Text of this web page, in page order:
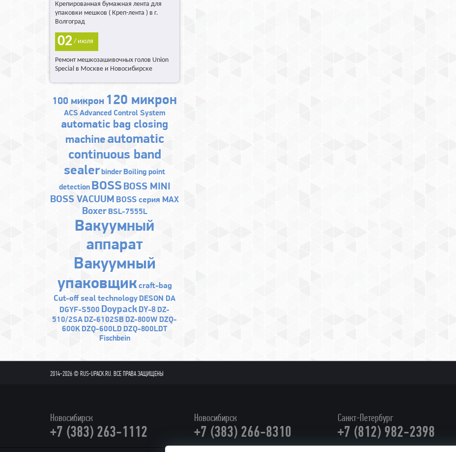
Крепированная бумажная лента для
упаковки мешков ( Креп-лента ) в г.
Волгоград
02 / июля
Ремонт мешкозашивочных голов Union
Special в Москве и Новосибирске
100 микрон 120 микрон
ACS Advanced Control System
automatic bag closing
machine automatic
continuous band
sealer binder Boiling point
detection BOSS BOSS MINI
BOSS VACUUM BOSS серия MAX
Boxer BSL-7555L
Bакуумный
аппарат
Bакуумный
упаковщикcraft-bag
Cut-off seal technology DESON DA
DGYF-S500 Doypack DY-8 DZ-
510/2SA DZ-6102SB DZ-800W DZQ-
600K DZQ-600LD DZQ-800LDT
Fischbein
2014-2026 © RUS-UPACK.RU. ВСЕ ПРАВА ЗАЩИЩЕНЫ
Новосибирск
+7 (383) 263-1112
Новосибирск
+7 (383) 266-8310
Санкт-Петербург
+7 (812) 982-2398